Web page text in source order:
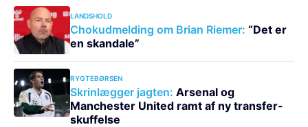
LANDSHOLD
Chokudmelding om Brian Riemer: “Det er
en skandale”
RYGTEBØRSEN
Skrinlægger jagten: Arsenal og
Manchester United ramt af ny transfer-
skuffelse